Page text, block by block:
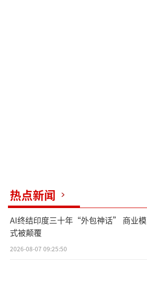
热点新闻
AI终结印度三十年“外包神话” 商业模
式被颠覆
2026-08-07 09:25:50